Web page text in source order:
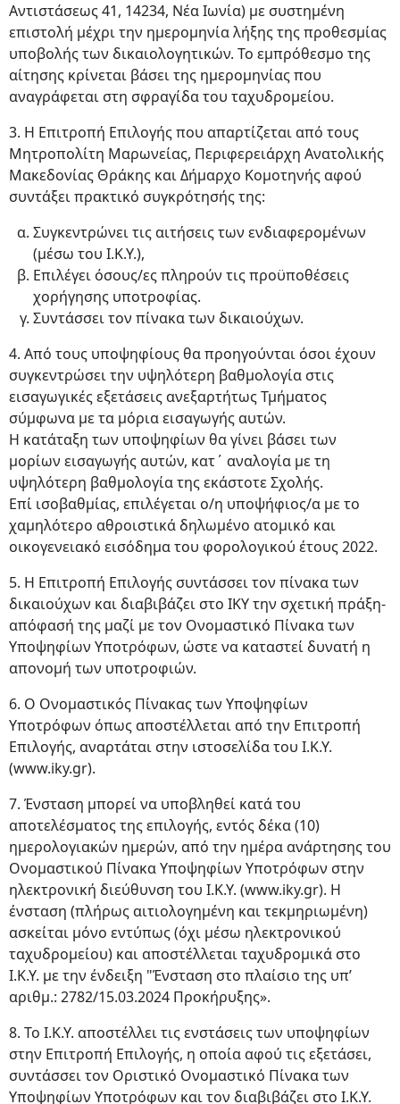
Αντιστάσεως 41, 14234, Νέα Ιωνία) με συστημένη
επιστολή μέχρι την ημερομηνία λήξης της προθεσμίας
υποβολής των δικαιολογητικών. Το εμπρόθεσμο της
αίτησης κρίνεται βάσει της ημερομηνίας που
αναγράφεται στη σφραγίδα του ταχυδρομείου.
3. Η Επιτροπή Επιλογής που απαρτίζεται από τους
Μητροπολίτη Μαρωνείας, Περιφερειάρχη Ανατολικής
Μακεδονίας Θράκης και Δήμαρχο Κομοτηνής αφού
συντάξει πρακτικό συγκρότησής της:
Συγκεντρώνει τις αιτήσεις των ενδιαφερομένων
(μέσω του Ι.Κ.Υ.),
Επιλέγει όσους/ες πληρούν τις προϋποθέσεις
χορήγησης υποτροφίας.
Συντάσσει τον πίνακα των δικαιούχων.
4. Από τους υποψηφίους θα προηγούνται όσοι έχουν
συγκεντρώσει την υψηλότερη βαθμολογία στις
εισαγωγικές εξετάσεις ανεξαρτήτως Τμήματος
σύμφωνα με τα μόρια εισαγωγής αυτών.
Η κατάταξη των υποψηφίων θα γίνει βάσει των
μορίων εισαγωγής αυτών, κατ΄ αναλογία με τη
υψηλότερη βαθμολογία της εκάστοτε Σχολής.
Επί ισοβαθμίας, επιλέγεται ο/η υποψήφιος/α με το
χαμηλότερο αθροιστικά δηλωμένο ατομικό και
οικογενειακό εισόδημα του φορολογικού έτους 2022.
5. Η Επιτροπή Επιλογής συντάσσει τον πίνακα των
δικαιούχων και διαβιβάζει στο ΙΚΥ την σχετική πράξη-
απόφασή της μαζί με τον Ονομαστικό Πίνακα των
Υποψηφίων Υποτρόφων, ώστε να καταστεί δυνατή η
απονομή των υποτροφιών.
6. Ο Ονομαστικός Πίνακας των Υποψηφίων
Υποτρόφων όπως αποστέλλεται από την Επιτροπή
Επιλογής, αναρτάται στην ιστοσελίδα του Ι.Κ.Υ.
(www.iky.gr).
7. Ένσταση μπορεί να υποβληθεί κατά του
αποτελέσματος της επιλογής, εντός δέκα (10)
ημερολογιακών ημερών, από την ημέρα ανάρτησης του
Ονομαστικού Πίνακα Υποψηφίων Υποτρόφων στην
ηλεκτρονική διεύθυνση του Ι.Κ.Υ. (www.iky.gr). Η
ένσταση (πλήρως αιτιολογημένη και τεκμηριωμένη)
ασκείται μόνο εντύπως (όχι μέσω ηλεκτρονικού
ταχυδρομείου) και αποστέλλεται ταχυδρομικά στο
Ι.Κ.Υ. με την ένδειξη "Ένσταση στο πλαίσιο της υπ’
αριθμ.: 2782/15.03.2024 Προκήρυξης».
8. Το Ι.Κ.Υ. αποστέλλει τις ενστάσεις των υποψηφίων
στην Επιτροπή Επιλογής, η οποία αφού τις εξετάσει,
συντάσσει τον Οριστικό Ονομαστικό Πίνακα των
Υποψηφίων Υποτρόφων και τον διαβιβάζει στο Ι.Κ.Υ.